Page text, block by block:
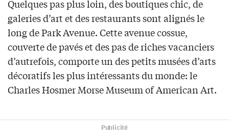
Quelques pas plus loin, des boutiques chic, de
galeries d’art et des restaurants sont alignés le
long de Park Avenue. Cette avenue cossue,
couverte de pavés et des pas de riches vacanciers
d’autrefois, comporte un des petits musées d’arts
décoratifs les plus intéressants du monde: le
Charles Hosmer Morse Museum of American Art.
Publicité